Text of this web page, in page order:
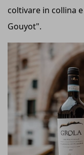
coltivare in collina
Gouyot".